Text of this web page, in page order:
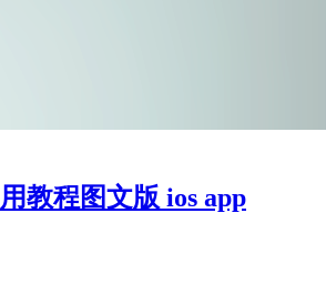
教程图文版 ios app